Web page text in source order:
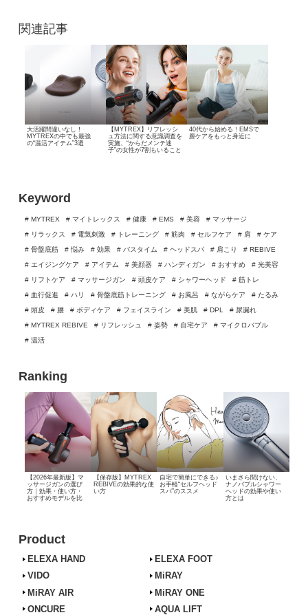
Keyword
# MYTREX # マイトレックス # 健康 # EMS # 美容
# マッサージ
# リラックス
# 電気刺激 # トレーニング # 筋肉 # セルフケア # 肩
# ケア
# 骨盤底筋
# 悩み # 効果 # バスタイム # ヘッドスパ # 肩こり
# REBIVE
# エイジングケア
# アイテム # 美顔器 # ハンディガン # おすすめ
# 光美容
# リフトケア
# マッサージガン # 頭皮ケア # シャワーヘッド
# 筋トレ
# 血行促進
# ハリ # 骨盤底筋トレーニング # お風呂 # ながらケア
# たるみ
# 頭皮
# 腰 # ボディケア # フェイスライン # 美肌 # DPL
# 尿漏れ
# MYTREX REBIVE
# リフレッシュ # 姿勢 # 自宅ケア
# マイクロバブル
# 温活
Ranking
【2026年最新版】マ
ッサージガンの選び
方｜効果・使い方・
おすすめモデルを比
較
【保存版】MYTREX
REBIVEの効果的な使
い方
自宅で簡単にできる♪
お手軽“セルフヘッド
スパ”のススメ
いまさら聞けない、
ナノバブルシャワー
ヘッドの効果や使い
方とは
Product
ELEXA HAND
ELEXA FOOT
VIDO
MiRAY
MiRAY AIR
MiRAY ONE
ONCURE
AQUA LIFT
関連記事
大活躍間違いなし！
MYTREXの中でも最強
の“温活アイテム”3選
【MYTREX】リフレッシ
ュ方法に関する意識調査を
実施、“からだメンテ迷
子”の女性が7割もいること
40代から始める！EMSで
膣ケアをもっと身近に